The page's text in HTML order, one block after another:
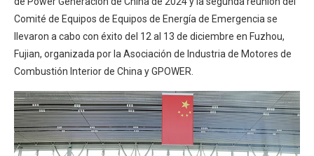
Comité de Equipos de Equipos de Energía de Emergencia se
llevaron a cabo con éxito del 12 al 13 de diciembre en Fuzhou,
Fujian, organizada por la Asociación de Industria de Motores de
Combustión Interior de China y GPOWER.